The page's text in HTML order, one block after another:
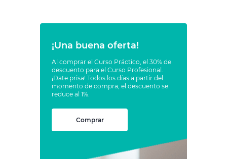
¡Una buena oferta!
Al comprar el Curso Práctico, el 30% de
descuento para el Curso Profesional.
¡Date prisa! Todos los días a partir del
momento de compra, el descuento se
reduce al 1%.
Comprar